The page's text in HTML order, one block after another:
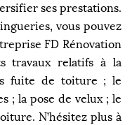
ses prestations.
vous pouvez
FD Rénovation
travaux relatifs à la
fuite de toiture ; le
; la pose de velux ; le
N’hésitez plus à